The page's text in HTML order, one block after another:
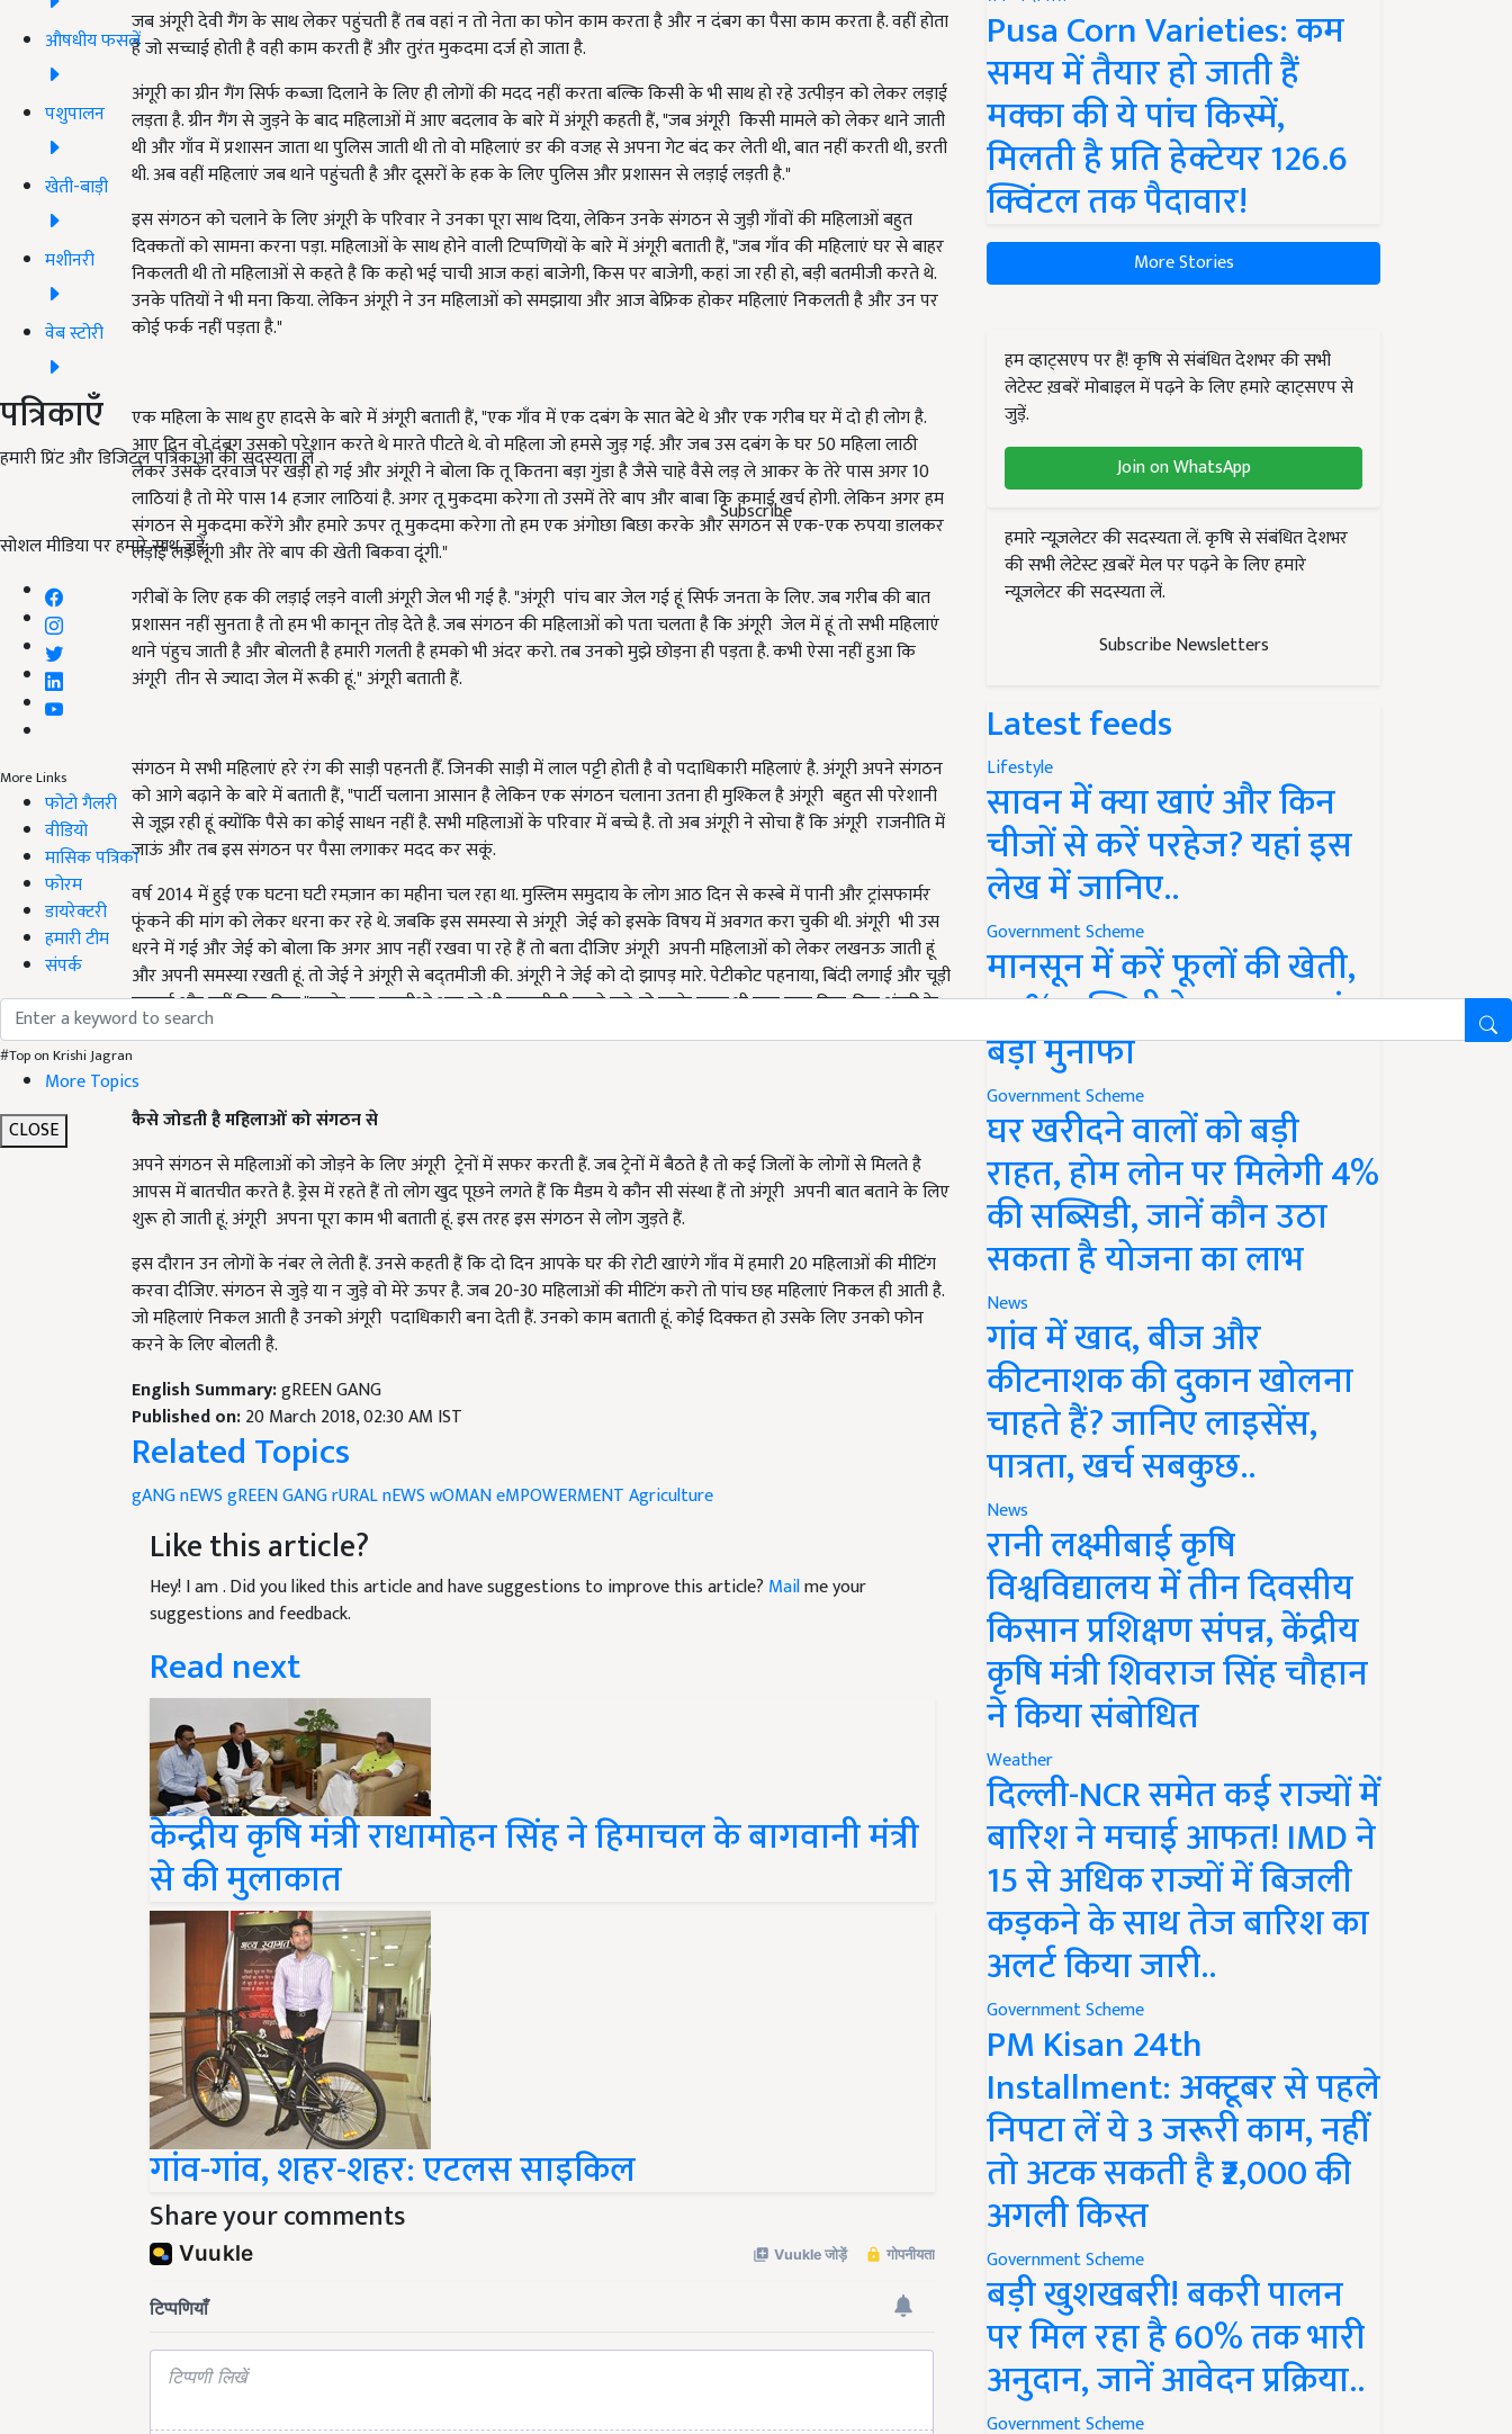
औषधीय फसलें
पशुपालन
खेती-बाड़ी
मशीनरी
वेब स्टोरी
पत्रिकाएँ
हमारी प्रिंट और डिजिटल पत्रिकाओं की सदस्यता लें
Subscribe
सोशल मीडिया पर हमारे साथ जुड़ें:
More Links
फोटो गैलरी
वीडियो
मासिक पत्रिका
फोरम
डायरेक्टरी
हमारी टीम
संपर्क
#Top on Krishi Jagran
More Topics
CLOSE
जब अंगूरी देवी गैंग के साथ लेकर पहुंचती हैं तब वहां न तो नेता का फोन काम करता है और न दंबग का पैसा काम करता है. वहीं होता
है जो सच्चाई होती है वही काम करती हैं और तुरंत मुकदमा दर्ज हो जाता है.
अंगूरी का ग्रीन गैंग सिर्फ कब्जा दिलाने के लिए ही लोगों की मदद नहीं करता बल्कि किसी के भी साथ हो रहे उत्पीड़न को लेकर लड़ाई
लड़ता है. ग्रीन गैंग से जुड़ने के बाद महिलाओं में आए बदलाव के बारे में अंगूरी कहती हैं, "जब अंगूरी किसी मामले को लेकर थाने जाती
थी और गाँव में प्रशासन जाता था पुलिस जाती थी तो वो महिलाएं डर की वजह से अपना गेट बंद कर लेती थी, बात नहीं करती थी, डरती
थी. अब वहीं महिलाएं जब थाने पहुंचती है और दूसरों के हक के लिए पुलिस और प्रशासन से लड़ाई लड़ती है."
इस संगठन को चलाने के लिए अंगूरी के परिवार ने उनका पूरा साथ दिया, लेकिन उनके संगठन से जुड़ी गाँवों की महिलाओं बहुत
दिक्कतों को सामना करना पड़ा. महिलाओं के साथ होने वाली टिप्पणियों के बारे में अंगूरी बताती हैं, "जब गाँव की महिलाएं घर से बाहर
निकलती थी तो महिलाओं से कहते है कि कहो भई चाची आज कहां बाजेगी, किस पर बाजेगी, कहां जा रही हो, बड़ी बतमीजी करते थे.
उनके पतियों ने भी मना किया. लेकिन अंगूरी ने उन महिलाओं को समझाया और आज बेफ्रिक होकर महिलाएं निकलती है और उन पर
कोई फर्क नहीं पड़ता है."
एक महिला के साथ हुए हादसे के बारे में अंगूरी बताती हैं, "एक गाँव में एक दबंग के सात बेटे थे और एक गरीब घर में दो ही लोग है.
आए दिन वो दंबग उसको परेशान करते थे मारते पीटते थे. वो महिला जो हमसे जुड़ गई. और जब उस दबंग के घर 50 महिला लाठी
लेकर उसके दरवाजे पर खड़ी हो गई और अंगूरी ने बोला कि तू कितना बड़ा गुंडा है जैसे चाहे वैसे लड़ ले आकर के तेरे पास अगर 10
लाठियां है तो मेरे पास 14 हजार लाठियां है. अगर तू मुकदमा करेगा तो उसमें तेरे बाप और बाबा कि कमाई खर्च होगी. लेकिन अगर हम
संगठन से मुकदमा करेंगे और हमारे ऊपर तू मुकदमा करेगा तो हम एक अंगोछा बिछा करके और संगठन से एक-एक रुपया डालकर
लड़ाई लड़ लूंगी और तेरे बाप की खेती बिकवा दूंगी."
गरीबों के लिए हक की लड़ाई लड़ने वाली अंगूरी जेल भी गई है. "अंगूरी पांच बार जेल गई हूं सिर्फ जनता के लिए. जब गरीब की बात
प्रशासन नहीं सुनता है तो हम भी कानून तोड़ देते है. जब संगठन की महिलाओं को पता चलता है कि अंगूरी जेल में हूं तो सभी महिलाएं
थाने पंहुच जाती है और बोलती है हमारी गलती है हमको भी अंदर करो. तब उनको मुझे छोड़ना ही पड़ता है. कभी ऐसा नहीं हुआ कि
अंगूरी तीन से ज्यादा जेल में रूकी हूं." अंगूरी बताती हैं.
संगठन मे सभी महिलाएं हरे रंग की साड़ी पहनती हैँ. जिनकी साड़ी में लाल पट्टी होती है वो पदाधिकारी महिलाएं है. अंगूरी अपने संगठन
को आगे बढ़ाने के बारे में बताती हैं, "पार्टी चलाना आसान है लेकिन एक संगठन चलाना उतना ही मुश्किल है अंगूरी बहुत सी परेशानी
से जूझ रही हूं क्योंकि पैसे का कोई साधन नहीं है. सभी महिलाओं के परिवार में बच्चे है. तो अब अंगूरी ने सोचा हैं कि अंगूरी राजनीति में
जाऊं और तब इस संगठन पर पैसा लगाकर मदद कर सकूं.
वर्ष 2014 में हुई एक घटना घटी रमज़ान का महीना चल रहा था. मुस्लिम समुदाय के लोग आठ दिन से कस्बे में पानी और ट्रांसफार्मर
फूंकने की मांग को लेकर धरना कर रहे थे. जबकि इस समस्या से अंगूरी जेई को इसके विषय में अवगत करा चुकी थी. अंगूरी भी उस
धरने में गई और जेई को बोला कि अगर आप नहीं रखवा पा रहे हैं तो बता दीजिए अंगूरी अपनी महिलाओं को लेकर लखनऊ जाती हूं
और अपनी समस्या रखती हूं. तो जेई ने अंगूरी से बद्तमीजी की. अंगूरी ने जेई को दो झापड़ मारे. पेटीकोट पहनाया, बिंदी लगाई और चूड़ी
पहनाई और वहीं बिठा दिया."इसके बाद एसडीओ आए वो भी बद्तमीजी करने लगे. तो उनके ऊपर भी जूता चला दिया. फिर अंगूरी के
ऊपर छह मुकदमे लगाए गए.इसके बाद भी वो नही डरी और अपने कर्तव्य पर दृढ रही
कैसे जोडती है महिलाओं को संगठन से
अपने संगठन से महिलाओं को जोड़ने के लिए अंगूरी ट्रेनों में सफर करती हैं. जब ट्रेनों में बैठते है तो कई जिलों के लोगों से मिलते है
आपस में बातचीत करते है. ड्रेस में रहते हैं तो लोग खुद पूछने लगते हैं कि मैडम ये कौन सी संस्था हैं तो अंगूरी अपनी बात बताने के लिए
शुरू हो जाती हूं. अंगूरी अपना पूरा काम भी बताती हूं. इस तरह इस संगठन से लोग जुड़ते हैं.
इस दौरान उन लोगों के नंबर ले लेती हैं. उनसे कहती हैं कि दो दिन आपके घर की रोटी खाएंगे गाँव में हमारी 20 महिलाओं की मीटिंग
करवा दीजिए. संगठन से जुड़े या न जुड़े वो मेरे ऊपर है. जब 20-30 महिलाओं की मीटिंग करो तो पांच छह महिलाएं निकल ही आती है.
जो महिलाएं निकल आती है उनको अंगूरी पदाधिकारी बना देती हैं. उनको काम बताती हूं. कोई दिक्कत हो उसके लिए उनको फोन
करने के लिए बोलती है.
English Summary:gREEN GANG
Published on:20 March 2018, 02:30 AM IST
Related Topics
gANG nEWSgREEN GANGrURAL nEWSwOMAN eMPOWERMENTAgriculture
Like this article?
Hey! I am. Did you liked this article and have suggestions to improve this article? Mailme your
suggestions and feedback.
Read next
केन्द्रीय कृषि मंत्री राधामोहन सिंह ने हिमाचल के बागवानी मंत्री
से की मुलाकात
गांव-गांव, शहर-शहर: एटलस साइकिल
Share your comments
Pusa Corn Varieties: कम
समय में तैयार हो जाती हैं
मक्का की ये पांच किस्में,
मिलती है प्रति हेक्टेयर 126.6
क्विंटल तक पैदावार!
More Stories
हम व्हाट्सएप पर हैं! कृषि से संबंधित देशभर की सभी
लेटेस्ट ख़बरें मोबाइल में पढ़ने के लिए हमारे व्हाट्सएप से
जुड़ें.
Join on WhatsApp
हमारे न्यूज़लेटर की सदस्यता लें. कृषि से संबंधित देशभर
की सभी लेटेस्ट ख़बरें मेल पर पढ़ने के लिए हमारे
न्यूज़लेटर की सदस्यता लें.
Subscribe Newsletters
Latest feeds
Lifestyle
सावन में क्या खाएं और किन
चीजों से करें परहेज? यहां इस
लेख में जानिए..
Government Scheme
मानसून में करें फूलों की खेती,
50% सब्सिडी के साथ कमाएं
बड़ा मुनाफा
Government Scheme
घर खरीदने वालों को बड़ी
राहत, होम लोन पर मिलेगी 4%
की सब्सिडी, जानें कौन उठा
सकता है योजना का लाभ
News
गांव में खाद, बीज और
कीटनाशक की दुकान खोलना
चाहते हैं? जानिए लाइसेंस,
पात्रता, खर्च सबकुछ..
News
रानी लक्ष्मीबाई कृषि
विश्वविद्यालय में तीन दिवसीय
किसान प्रशिक्षण संपन्न, केंद्रीय
कृषि मंत्री शिवराज सिंह चौहान
ने किया संबोधित
Weather
दिल्ली-NCR समेत कई राज्यों में
बारिश ने मचाई आफत! IMD ने
15 से अधिक राज्यों में बिजली
कड़कने के साथ तेज बारिश का
अलर्ट किया जारी..
Government Scheme
PM Kisan 24th
Installment: अक्टूबर से पहले
निपटा लें ये 3 जरूरी काम, नहीं
तो अटक सकती है ₹2,000 की
अगली किस्त
Government Scheme
बड़ी खुशखबरी! बकरी पालन
पर मिल रहा है 60% तक भारी
अनुदान, जानें आवेदन प्रक्रिया..
Government Scheme